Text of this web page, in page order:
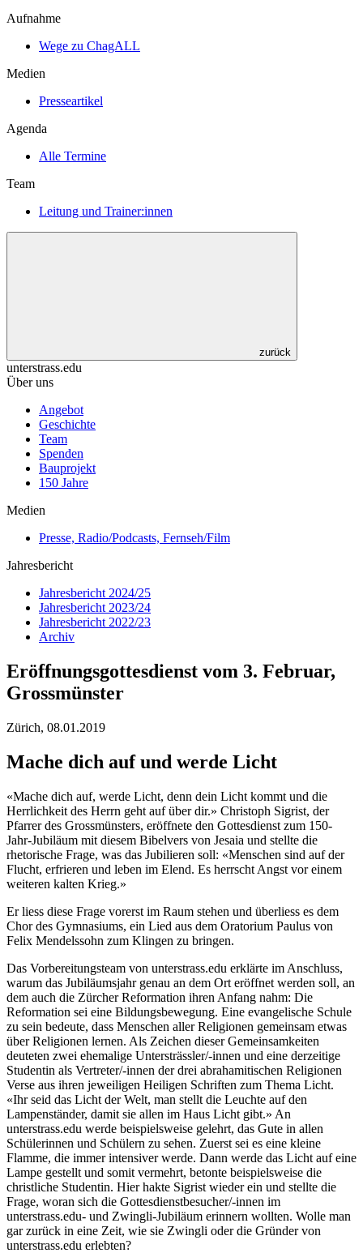
Aufnahme
Wege zu ChagALL
Medien
Presseartikel
Agenda
Alle Termine
Team
Leitung und Trainer:innen
zurück
unterstrass.edu
Über uns
Angebot
Geschichte
Team
Spenden
Bauprojekt
150 Jahre
Medien
Presse, Radio/Podcasts, Fernseh/Film
Jahresbericht
Jahresbericht 2024/25
Jahresbericht 2023/24
Jahresbericht 2022/23
Archiv
Eröffnungsgottesdienst vom 3. Februar,
Grossmünster
Zürich, 08.01.2019
Mache dich auf und werde Licht
«Mache dich auf, werde Licht, denn dein Licht kommt und die
Herrlichkeit des Herrn geht auf über dir.» Christoph Sigrist, der
Pfarrer des Grossmünsters, eröffnete den Gottesdienst zum 150-
Jahr-Jubiläum mit diesem Bibelvers von Jesaia und stellte die
rhetorische Frage, was das Jubilieren soll: «Menschen sind auf der
Flucht, erfrieren und leben im Elend. Es herrscht Angst vor einem
weiteren kalten Krieg.»
Er liess diese Frage vorerst im Raum stehen und überliess es dem
Chor des Gymnasiums, ein Lied aus dem Oratorium Paulus von
Felix Mendelssohn zum Klingen zu bringen.
Das Vorbereitungsteam von unterstrass.edu erklärte im Anschluss,
warum das Jubiläumsjahr genau an dem Ort eröffnet werden soll, an
dem auch die Zürcher Reformation ihren Anfang nahm: Die
Reformation sei eine Bildungsbewegung. Eine evangelische Schule
zu sein bedeute, dass Menschen aller Religionen gemeinsam etwas
über Religionen lernen. Als Zeichen dieser Gemeinsamkeiten
deuteten zwei ehemalige Untersträssler/-innen und eine derzeitige
Studentin als Vertreter/-innen der drei abrahamitischen Religionen
Verse aus ihren jeweiligen Heiligen Schriften zum Thema Licht.
«Ihr seid das Licht der Welt, man stellt die Leuchte auf den
Lampenständer, damit sie allen im Haus Licht gibt.» An
unterstrass.edu werde beispielsweise gelehrt, das Gute in allen
Schülerinnen und Schülern zu sehen. Zuerst sei es eine kleine
Flamme, die immer intensiver werde. Dann werde das Licht auf eine
Lampe gestellt und somit vermehrt, betonte beispielsweise die
christliche Studentin. Hier hakte Sigrist wieder ein und stellte die
Frage, woran sich die Gottesdienstbesucher/-innen im
unterstrass.edu- und Zwingli-Jubiläum erinnern wollten. Wolle man
gar zurück in eine Zeit, wie sie Zwingli oder die Gründer von
unterstrass.edu erlebten?